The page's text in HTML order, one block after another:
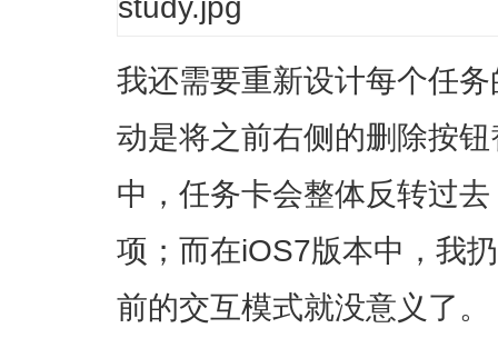
我还需要重新设计每个任
动是将之前右侧的删除按
中，任务卡会整体反转过
项；而在iOS7版本中，我
前的交互模式就没意义了。